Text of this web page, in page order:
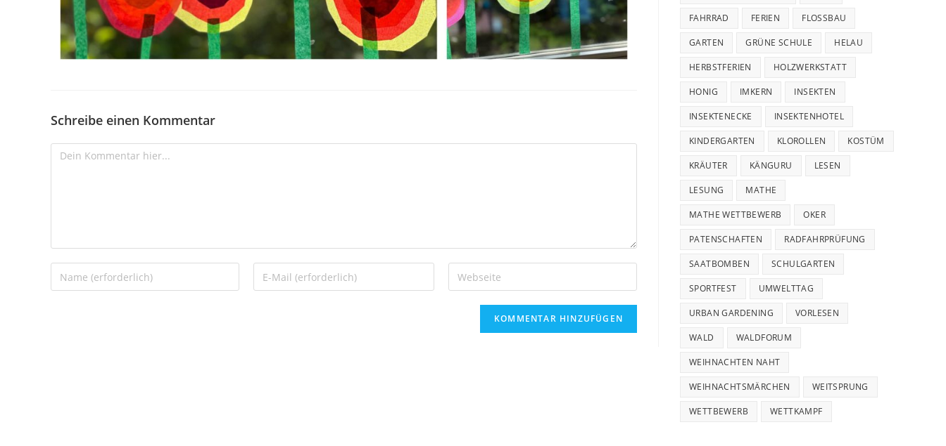
Schreibe einen Kommentar
FAHRRAD FERIEN FLOSSBAU
GARTEN GRÜNE SCHULE HELAU
HERBSTFERIEN HOLZWERKSTATT
HONIG IMKERN INSEKTEN
INSEKTENECKE INSEKTENHOTEL
KINDERGARTEN KLOROLLEN KOSTÜM
KRÄUTER KÄNGURU LESEN
LESUNG MATHE
MATHE WETTBEWERB OKER
PATENSCHAFTEN RADFAHRPRÜFUNG
SAATBOMBEN SCHULGARTEN
SPORTFEST UMWELTTAG
URBAN GARDENING VORLESEN
WALD WALDFORUM
WEIHNACHTEN NAHT
WEIHNACHTSMÄRCHEN WEITSPRUNG
WETTBEWERB WETTKAMPF